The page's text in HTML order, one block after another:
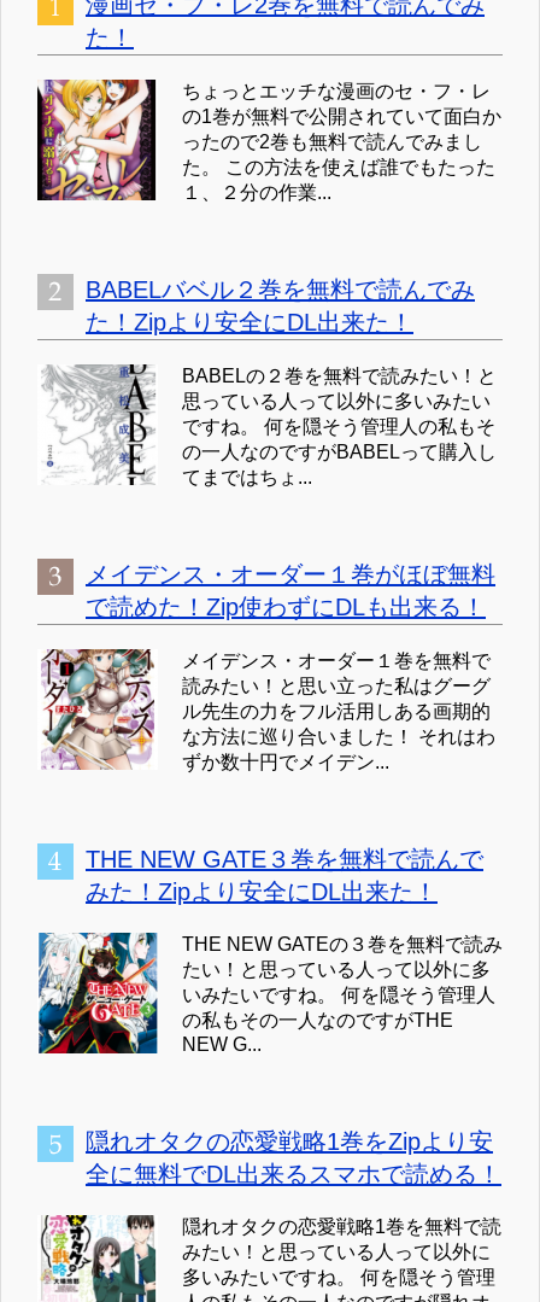
た！
ちょっとエッチな漫画のセ・フ・レ
の1巻が無料で公開されていて面白か
ったので2巻も無料で読んでみまし
た。 この方法を使えば誰でもたった
１、２分の作業...
BABELバベル２巻を無料で読んでみ
た！Zipより安全にDL出来た！
BABELの２巻を無料で読みたい！と
思っている人って以外に多いみたい
ですね。 何を隠そう管理人の私もそ
の一人なのですがBABELって購入し
てまではちょ...
メイデンス・オーダー１巻がほぼ無料
で読めた！Zip使わずにDLも出来る！
メイデンス・オーダー１巻を無料で
読みたい！と思い立った私はグーグ
ル先生の力をフル活用しある画期的
な方法に巡り合いました！ それはわ
ずか数十円でメイデン...
THE NEW GATE３巻を無料で読んで
みた！Zipより安全にDL出来た！
THE NEW GATEの３巻を無料で読み
たい！と思っている人って以外に多
いみたいですね。 何を隠そう管理人
の私もその一人なのですがTHE
NEW G...
隠れオタクの恋愛戦略1巻をZipより安
全に無料でDL出来るスマホで読める！
隠れオタクの恋愛戦略1巻を無料で読
みたい！と思っている人って以外に
多いみたいですね。 何を隠そう管理